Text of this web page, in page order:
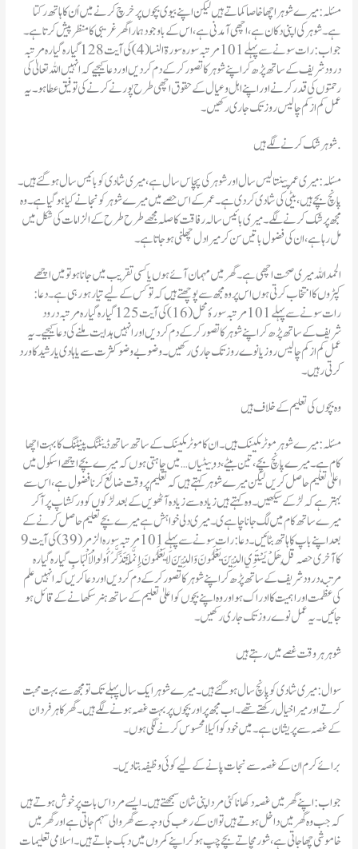
مسئلہ : میرے شوہر اچھا خاصا کماتے ہیں لیکن اپنے بیوی بچوں پر خرچ کرنے میں اُن کا ہاتھ رکتا
ہے۔ شوہر کی اپنی دکان ہے، اچھی آمدنی ہے، اس کے باوجود ہمارا گھر غریبی کا منظر پیش کرتا ہے۔
جواب: رات سونے سے پہلے 101 مرتبہ سورہ سورۃ النسا (4) کی آیت 128 گیارہ گیارہ مرتبہ
درود شریف کے ساتھ پڑھ کر اپنے شوہر کا تصور کر کے دم کر دیں اور دعا کیجیے کہ انہیں اللہ تعالیٰ کی
رحمتوں کی قدر کرنے اور اپنے اہل و عیال کے حقوق اچھی طرح پور نے کرنے کی توفیق عطا ہو۔ یہ
عمل کم از کم چالیس روز تک جاری رکھیں۔
شوہر شک کرنے لگے ہیں.
مسئلہ : میری عمر پینتالیس سال اور شوہر کی پچاس سال ہے، میری شادی کو بائیس سال ہو گئے ہیں۔
پانچ بچے ہیں، بیٹی کی شادی کر دی ہے۔ عمر کے اس حصے میں میرے شوہر کو نجانے کیا ہو گیا ہے۔ وہ
مجھ پر شک کرنے لگے۔ میری بائیس سالہ رفاقت کا صلہ مجھے طرح طرح کے الزامات کی شکل میں
مل رہا ہے، ان کی فضول باتیں سن کر میرا دل چھلنی ہو جاتا ہے۔
الحمد اللہ میری صحت اچھی ہے۔ گھر میں مہمان آئے ہوں یا کسی تقریب میں جانا ہو تو میں اچھے
کپڑوں کا انتخاب کرتی ہوں اس پر وہ مجھ سے پوچھتے ہیں کہ تو کس کے لیے تیار ہو رہی ہے۔ دعا:
رات سونے سے پہلے 101 مرتبہ سورۂ محل (16) کی آیت 125 گیاره گیارہ مرتبہ درود
شریف کے ساتھ پڑھ کر اپنے شوہر کا تصور کر کے دم کر دیں اور انہیں ہدایت ملنے کی دعا کیجیے۔ یہ
عمل کم از کم چالیس روز یا نوے روز تک جاری رکھیں۔ وضو بے وضو کثرت سے یاہادی یار شید کا ورد
کرتی رہیں۔
وہ بچوں کی تعلیم کے خلاف ہیں
مسئلہ : میرے شوہر موٹر مکینک ہیں۔ ان کا موٹر مکینک کے ساتھ ساتھ ڈینٹنگ پینٹنگ کا بہت اچھا
کام ہے۔ میرے پانچ بچے، تین بیٹے ، دو بیٹیاں … میں چاہتی ہوں کہ میرے بچے اچھے اسکول میں
اعلیٰ تعلیم حاصل کریں لیکن میرے شوہر کہتے ہیں کہ تعلیم پر وقت ضائع کرنا فضول ہے، اس سے
بہتر ہے کہ لڑکے سیکھیں۔ وہ کہتے ہیں زیادہ سے زیادہ آٹھویں کے بعد لڑکوں کو ورکشاپ پر آکر
میرے ساتھ کام میں لگ جانا چاہے ی۔ میری دلی خواہش ہے میرے بچے تعلیم حاصل کرنے کے
بعد اپنے باپ کا ہاتھ بٹائیں۔ دعا: رات سونے سے پہلے 101 مرتبہ سورہ الزمر (39) کی آیت 9
کا آخری حصہ قُلْ هَلْ يَسْتَوِي الَّذِينَ يَعْلَمُونَ وَالَّذِينَ لَا يَعْلَمُونَ إِنَّمَا يَتَذَكَّرُ أُولُو الْأَلْبَابِ گیاره گیاره
مرتبه درود شریف کے ساتھ پڑھ کر اپنے شوہر کا تصور کر کے دم کر دیں اور دعا کریں کہ انہیں علم
کی عظمت اور اہمیت کا ادراک ہو اور وہ اپنے بچوں کو اعلیٰ تعلیم کے ساتھ ہنر سکھانے کے قائل ہو
جائیں۔ یہ عمل نوے روز تک جاری رکھیں۔
شوہر ہر وقت غصے میں رہتے ہیں
سوال: میری شادی کو پانچ سال ہو گئے ہیں۔ میرے شوہر ایک سال پہلے تک تو مجھ سے بہت محبت
کرتے اور میرا خیال رکھتے تھے۔ اب مجھ پر اور بچوں پر بہت غصہ ہونے لگے ہیں۔ گھر کا ہر فردان
کے غصہ سے پریشان ہے۔ میں خود کو اکیلا محسوس کرنے لگی ہوں۔
برائے کرم ان کے غصہ سے نجات پانے کے لیے کوئی وظیفہ بتادیں۔
جواب : اپنے گھر میں غصہ دکھانا کئی مرد اپنی شان سمجھتے ہیں۔ ایسے مرد اس بات پر خوش ہوتے ہیں
کہ جب وہ گھر میں داخل ہوتے ہیں تو ان کے رعب کی وجہ سے گھر والی سہم جاتی ہے اور گھر میں
خاموشی چھا جاتی ہے، شور مچاتے بچے چپ ہو کر اپنے کمروں میں دبک جاتے ہیں۔ اسلامی تعلیمات